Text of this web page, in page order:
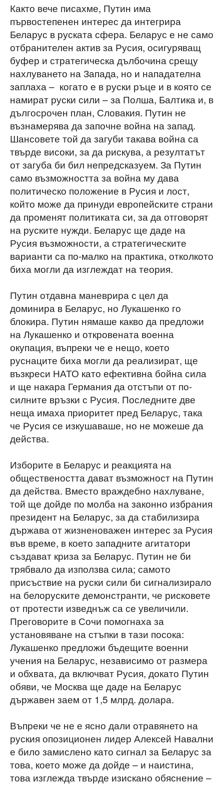
Както вече писахме, Путин има
първостепенен интерес да интегрира
Беларус в руската сфера. Беларус е не само
отбранителен актив за Русия, осигуряващ
буфер и стратегическа дълбочина срещу
нахлуването на Запада, но и нападателна
заплаха – когато е в руски ръце и в която се
намират руски сили – за Полша, Балтика и, в
дългосрочен план, Словакия. Путин не
възнамерява да започне война на запад.
Шансовете той да загуби такава война са
твърде високи, за да рискува, а резултатът
от загуба би бил непредсказуем. За Путин
само възможността за война му дава
политическо положение в Русия и лост,
който може да принуди европейските страни
да променят политиката си, за да отговорят
на руските нужди. Беларус ще даде на
Русия възможности, а стратегическите
варианти са по-малко на практика, отколкото
биха могли да изглеждат на теория.
Путин отдавна маневрира с цел да
доминира в Беларус, но Лукашенко го
блокира. Путин нямаше какво да предложи
на Лукашенко и откровената военна
окупация, въпреки че е нещо, което
руснаците биха могли да реализират, ще
възкреси НАТО като ефективна бойна сила
и ще накара Германия да отстъпи от по-
силните връзки с Русия. Последните две
неща имаха приоритет пред Беларус, така
че Русия се изкушаваше, но не можеше да
действа.
Изборите в Беларус и реакцията на
обществеността дават възможност на Путин
да действа. Вместо враждебно нахлуване,
той ще дойде по молба на законно избрания
президент на Беларус, за да стабилизира
държава от жизненоважен интерес за Русия
във време, в което западните агитатори
създават криза за Беларус. Путин не би
трябвало да използва сила; самото
присъствие на руски сили би сигнализирало
на белоруските демонстранти, че рисковете
от протести изведнъж са се увеличили.
Преговорите в Сочи помогнаха за
установяване на стъпки в тази посока:
Лукашенко предложи бъдещите военни
учения на Беларус, независимо от размера
и обхвата, да включват Русия, докато Путин
обяви, че Москва ще даде на Беларус
държавен заем от 1,5 млрд. долара.
Въпреки че не е ясно дали отравянето на
руския опозиционен лидер Алексей Навални
е било замислено като сигнал за Беларус за
това, което може да дойде – и наистина,
това изглежда твърде изискано обяснение –